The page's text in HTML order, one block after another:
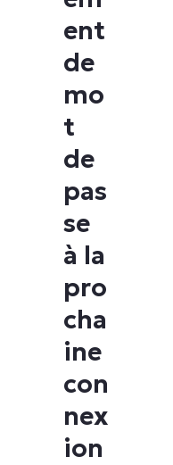
ent
de
mo
t
de
pas
se
à la
pro
cha
ine
con
nex
ion